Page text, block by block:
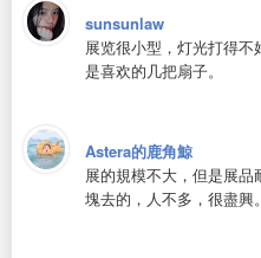
sunsunlaw
展览很小型，灯光打得
是喜欢的几把扇子。
Astera的鹿角鯨
展的規模不大，但是展
塊去的，人不多，很盡興。